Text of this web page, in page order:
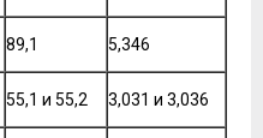
89,1 5,346
55,1 и 55,2 3,031 и 3,036